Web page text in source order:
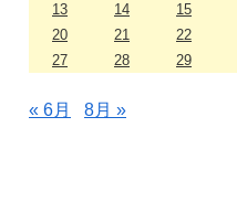
13
14 15
20
21 22
27
28 29
« 6月 8月 »